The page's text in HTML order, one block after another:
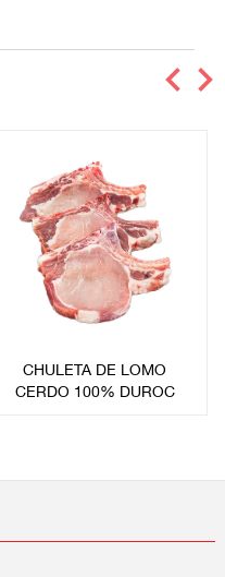
CHULETA DE LOMO
CERDO 100% DUROC